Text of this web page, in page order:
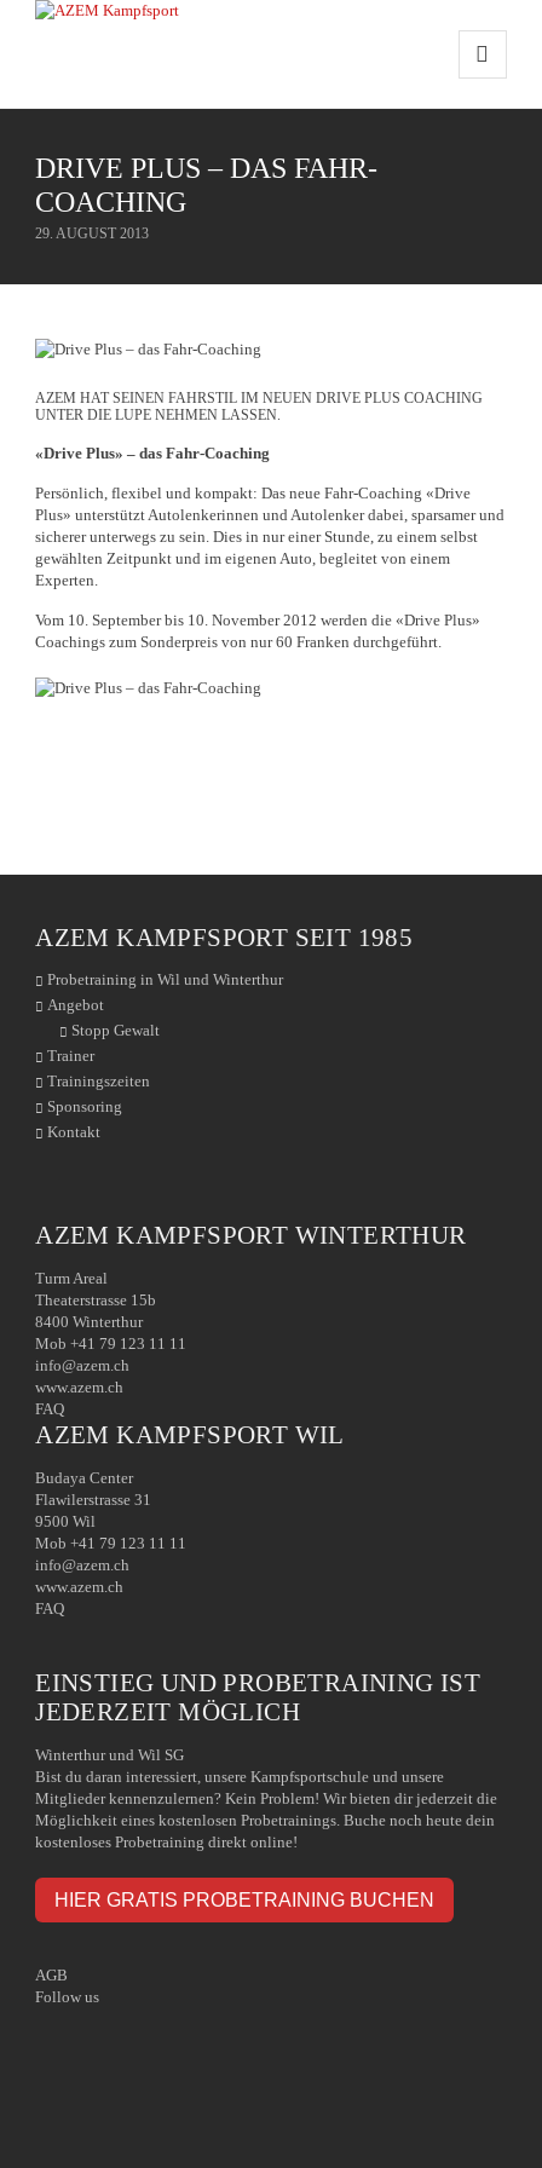
DRIVE PLUS – DAS FAHR-
COACHING
29. AUGUST 2013
AZEM HAT SEINEN FAHRSTIL IM NEUEN DRIVE PLUS COACHING
UNTER DIE LUPE NEHMEN LASSEN.
«Drive Plus» – das Fahr-Coaching
Persönlich, flexibel und kompakt: Das neue Fahr-Coaching «Drive
Plus» unterstützt Autolenkerinnen und Autolenker dabei, sparsamer und
sicherer unterwegs zu sein. Dies in nur einer Stunde, zu einem selbst
gewählten Zeitpunkt und im eigenen Auto, begleitet von einem
Experten.
Vom 10. September bis 10. November 2012 werden die «Drive Plus»
Coachings zum Sonderpreis von nur 60 Franken durchgeführt.
AZEM KAMPFSPORT SEIT 1985
Probetraining in Wil und Winterthur
Angebot
Stopp Gewalt
Trainer
Trainingszeiten
Sponsoring
Kontakt
AZEM KAMPFSPORT WINTERTHUR
Turm Areal
Theaterstrasse 15b
8400 Winterthur
Mob +41 79 123 11 11
info@azem.ch
www.azem.ch
FAQ
AZEM KAMPFSPORT WIL
Budaya Center
Flawilerstrasse 31
9500 Wil
Mob +41 79 123 11 11
info@azem.ch
www.azem.ch
FAQ
EINSTIEG UND PROBETRAINING IST
JEDERZEIT MÖGLICH
Winterthur und Wil SG
Bist du daran interessiert, unsere Kampfsportschule und unsere
Mitglieder kennenzulernen? Kein Problem! Wir bieten dir jederzeit die
Möglichkeit eines kostenlosen Probetrainings. Buche noch heute dein
kostenloses Probetraining direkt online!
HIER GRATIS PROBETRAINING BUCHEN
AGB
Follow us